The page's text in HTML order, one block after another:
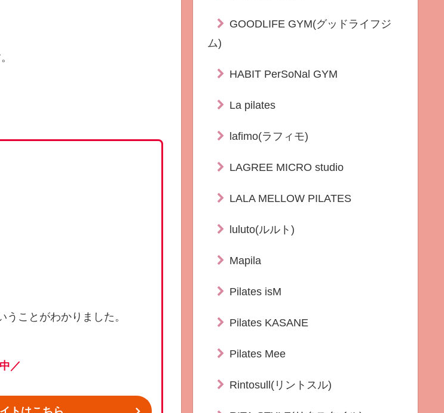
ことがわかりました。
／
GOODLIFE GYM(グッドライフジ
ム)
HABIT PerSoNal GYM
La pilates
lafimo(ラフィモ)
LAGREE MICRO studio
LALA MELLOW PILATES
luluto(ルルト)
Mapila
Pilates isM
Pilates KASANE
Pilates Mee
Rintosull(リントスル)